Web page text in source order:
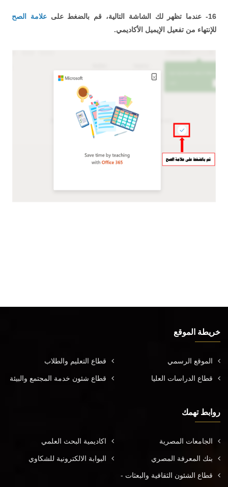
16- عندما تظهر لك الشاشة التالية، قم بالضغط على
علامة الصح
للإنتهاء من تفعيل الإيميل الأكاديمي.
خريطة الموقع
الموقع الرسمي قطاع التعليم والطلاب
قطاع الدراسات العليا قطاع شئون خدمة المجتمع والبيئة
روابط تهمك
الجامعات المصرية اكاديمية البحث العلمي
بنك المعرفة المصري البوابة الالكترونية للشكاوي
قطاع الشئون الثقافية والبعثات -